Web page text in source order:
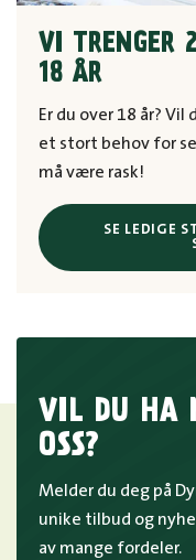
VI TRENGER
18 ÅR
Er du over 18 år? Vil
et stort behov for
må være rask!
SE LEDIGE
VIL DU HA
OSS?
Melder du deg på
unike tilbud og
av mange fordeler.